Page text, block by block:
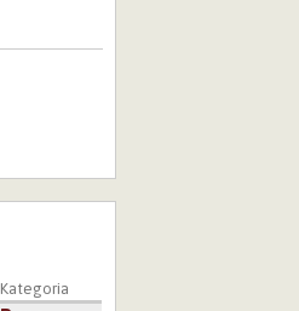
Kategoria